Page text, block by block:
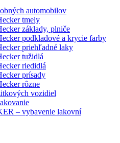
automobilov
tmely
základy, plniče
podkladové a krycie farby
priehľadné laky
tužidlá
riedidlá
prísady
rôzne
vozidiel
– vybavenie lakovní